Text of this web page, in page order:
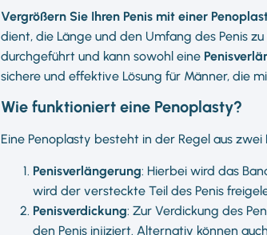
Vergrößern Sie Ihren Penis mit einer
dient, die Länge und den Umfang des Penis
durchgeführt und kann sowohl eine
sichere und effektive Lösung für Männer, die
Wie funktioniert eine Penoplasty?
Eine Penoplasty besteht in der Regel aus
Penisverlängerung: Hierbei wird das
wird der versteckte Teil des Penis
Penisverdickung: Zur Verdickung des
den Penis injiziert. Alternativ können